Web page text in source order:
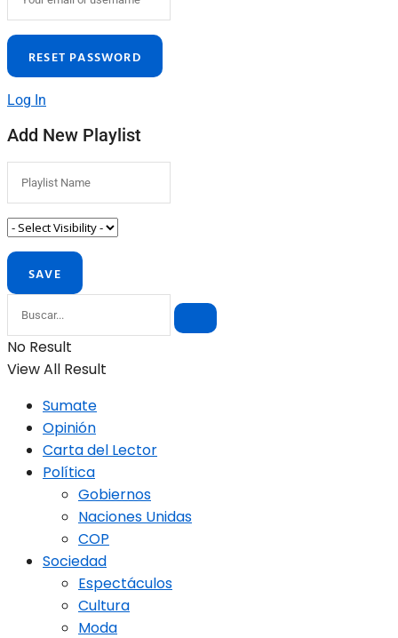
Log In
Add New Playlist
No Result
View All Result
Sumate
Opinión
Carta del Lector
Política
Gobiernos
Naciones Unidas
COP
Sociedad
Espectáculos
Cultura
Moda